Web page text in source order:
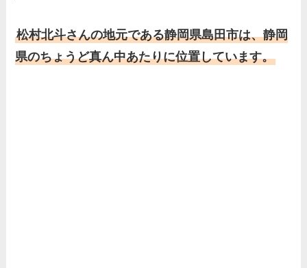
松村北斗さんの地元である静岡県島田市は、静岡
県のちょうど真ん中あたりに位置しています。